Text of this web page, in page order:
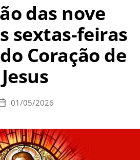
das nove
sextas-feiras
Coração de
Jesus
Data01/05/2026